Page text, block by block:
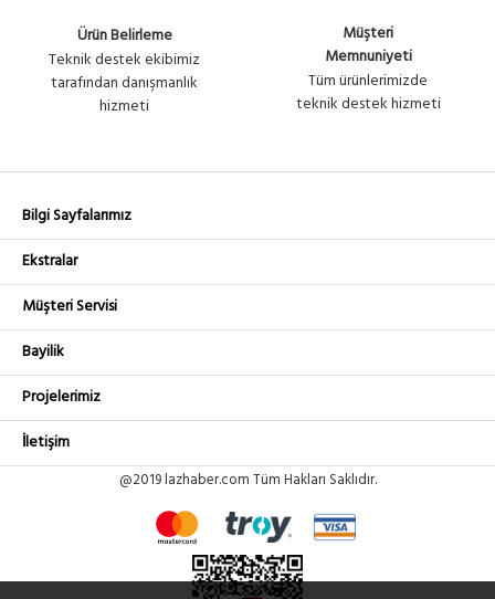
Ürün Belirleme
Teknik destek ekibimiz
tarafından danışmanlık
hizmeti
Müşteri
Memnuniyeti
Tüm ürünlerimizde
teknik destek hizmeti
Bilgi Sayfalarımız
Ekstralar
Müşteri Servisi
Bayilik
Projelerimiz
İletişim
@2019 lazhaber.com Tüm Hakları Saklıdır.